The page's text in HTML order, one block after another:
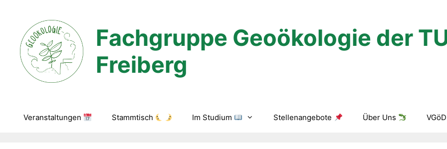
springen
Fachgruppe Geoökologie der
Freiberg
Veranstaltungen Stammtisch Im Studium Stellenangebote Über Uns